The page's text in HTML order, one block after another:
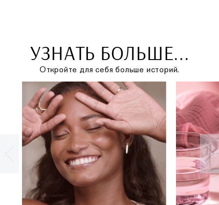
УЗНАТЬ БОЛЬШЕ...
Откройте для себя больше историй.